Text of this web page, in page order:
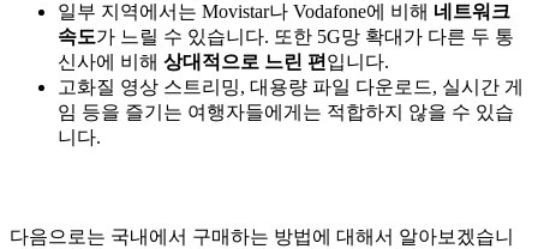
일부 지역에서는 Movistar나 Vodafone에 비해 네트워크
속도가 느릴 수 있습니다. 또한 5G망 확대가 다른 두 통
신사에 비해 상대적으로 느린 편입니다.
고화질 영상 스트리밍, 대용량 파일 다운로드, 실시간 게
임 등을 즐기는 여행자들에게는 적합하지 않을 수 있습
니다.
다음으로는 국내에서 구매하는 방법에 대해서 알아보겠습니